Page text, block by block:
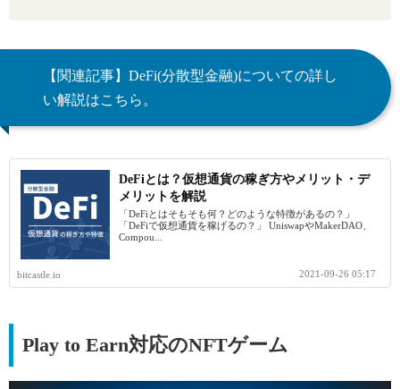
【関連記事】DeFi(分散型金融)についての詳し
い解説はこちら。
DeFiとは？仮想通貨の稼ぎ方やメリット・デ
メリットを解説
「DeFiとはそもそも何？どのような特徴があるの？」
「DeFiで仮想通貨を稼げるの？」 UniswapやMakerDAO、
Compou...
bitcastle.io 2021-09-26 05:17
Play to Earn対応のNFTゲーム